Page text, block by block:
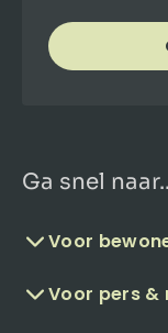
Ga snel
Voor
Voor pers &